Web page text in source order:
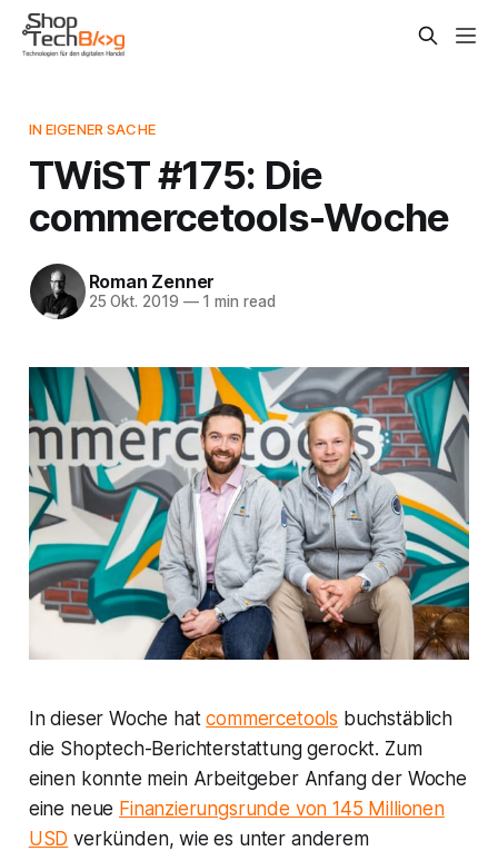
IN EIGENER SACHE
TWiST #175: Die
commercetools-Woche
Roman Zenner
25 Okt. 2019 —1 min read
In dieser Woche hatcommercetools buchstäblich
die Shoptech-Berichterstattung gerockt. Zum
einen konnte mein Arbeitgeber Anfang der Woche
eine neue Finanzierungsrunde von 145 Millionen
USD verkünden, wie es unter anderem